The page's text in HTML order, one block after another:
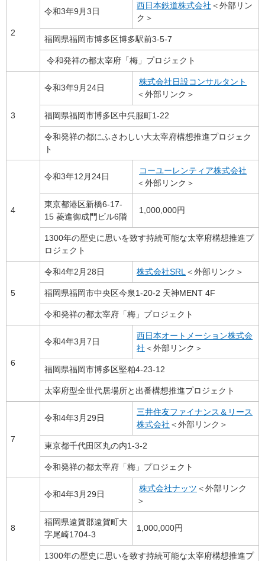
2
令和3年9月3日
西日本鉄道株式会社 ＜外部リン
ク＞
福岡県福岡市博多区博多駅前3-5-7
令和発祥の都太宰府「梅」プロジェクト
3
令和3年9月24日
株式会社日設コンサルタント
＜外部リンク＞
福岡県福岡市博多区中呉服町1-22
令和発祥の都にふさわしい大太宰府構想推進プロジェク
ト
4
令和3年12月24日
コーユーレンティア株式会社
＜外部リンク＞
東京都港区新橋6-17-
15 菱進御成門ビル6階
1,000,000円
1300年の歴史に思いを致す持続可能な太宰府構想推進プ
ロジェクト
5
令和4年2月28日 株式会社SRL ＜外部リンク＞
福岡県福岡市中央区今泉1-20-2 天神MENT 4F
令和発祥の都太宰府「梅」プロジェクト
6
令和4年3月7日
西日本オートメーション株式会
社 ＜外部リンク＞
福岡県福岡市博多区堅粕4-23-12
太宰府型全世代居場所と出番構想推進プロジェクト
7
令和4年3月29日
三井住友ファイナンス＆リース
株式会社 ＜外部リンク＞
東京都千代田区丸の内1-3-2
令和発祥の都太宰府「梅」プロジェクト
8
令和4年3月29日
株式会社ナッツ ＜外部リンク
＞
福岡県遠賀郡遠賀町大
字尾崎1704-3
1,000,000円
1300年の歴史に思いを致す持続可能な太宰府構想推進プ